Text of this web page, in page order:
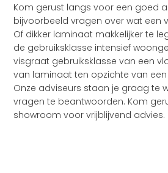
Kom gerust langs voor een goed
bijvoorbeeld vragen over wat een
Of dikker laminaat makkelijker te
de gebruiksklasse intensief
visgraat gebruiksklasse van een
van laminaat ten opzichte van
Onze adviseurs staan je graag te
vragen te beantwoorden. Kom
showroom voor vrijblijvend advies.